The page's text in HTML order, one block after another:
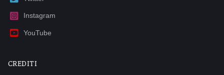
Instagram
YouTube
CREDITI